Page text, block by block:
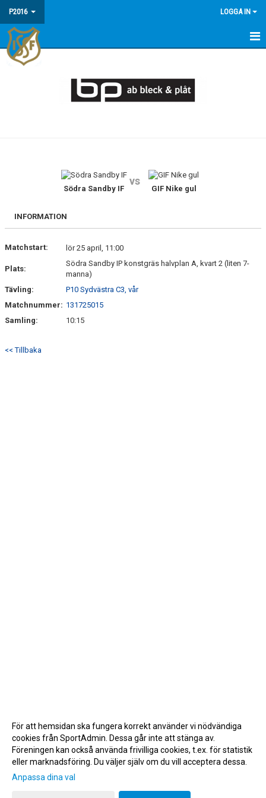
P2016 LOGGA IN
HEM
Södra Sandby IF
vs
GIF Nike gul
INFORMATION
Matchstart: lör 25 april, 11:00
Plats:
Södra Sandby IP konstgräs halvplan A, kvart 2 (liten 7-
manna)
Tävling:
P10 Sydvästra C3, vår
Matchnummer: 131725015
Samling:
10:15
<< Tillbaka
Gå till Webbversion
För att hemsidan ska fungera korrekt använder vi nödvändiga
cookies från SportAdmin. Dessa går inte att stänga av.
Föreningen kan också använda frivilliga cookies, t.ex. för statistik
eller marknadsföring. Du väljer själv om du vill acceptera dessa.
Anpassa dina val